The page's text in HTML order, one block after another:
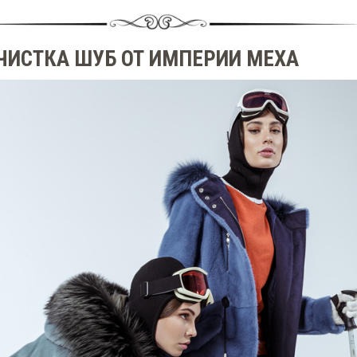
ШУБ ОТ ИМПЕРИИ МЕХА